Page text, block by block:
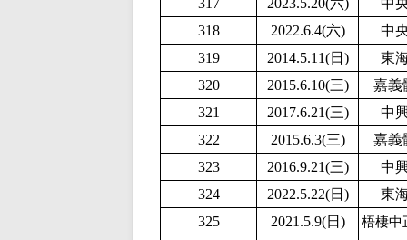
317
2023.5.20(六)
中
318
2022.6.4(六)
中
319
2014.5.11(日)
東
320
2015.6.10(三)
嘉義
321
2017.6.21(三)
中
322
2015.6.3(三)
嘉義
323
2016.9.21(三)
中
324
2022.5.22(日)
東
325
2021.5.9(日) 梧棲中